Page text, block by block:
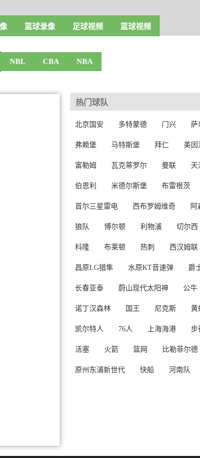
篮球录像 足球视频 篮球视频
NBL CBA NBA
热门球队
北京国安 多特蒙德 门兴 萨
弗赖堡 马特斯堡 拜仁 美因
富勒姆 瓦克蒂罗尔 曼联 天
伯恩利 米德尔斯堡 布雷根茨
首尔三星雷电 西布罗姆维奇 阿
狼队 博尔顿 利物浦 切尔西
科隆 布莱顿 热刺 西汉姆联
昌原LG猎隼 水原KT音速弹 爵
长春亚泰 蔚山现代太阳神 公牛
诺丁汉森林 国王 尼克斯 黄
凯尔特人 76人 上海海港 步
活塞 火箭 篮网 比勒菲尔德
原州东浦新世代 快船 河南队